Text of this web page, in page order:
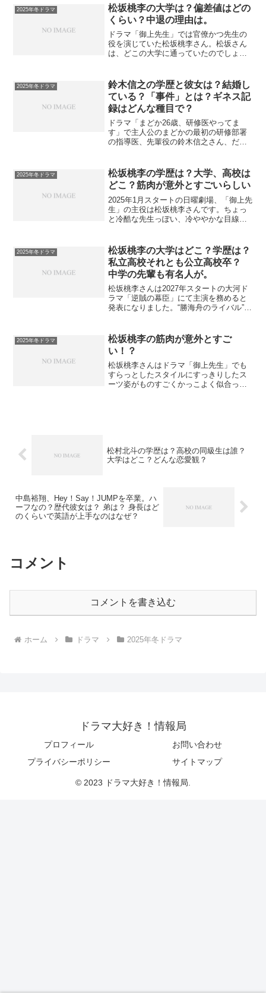
りしました。2人の出会いから結婚までの
流れはもちろん、戸...
2025年冬ドラマ
松坂桃李の大学は？偏差値はどの
くらい？中退の理由は。
ドラマ「御上先生」では官僚かつ先生の
役を演じていた松坂桃李さん。松坂さん
は、どこの大学に通っていたのでしょう
李の通っていた大学松坂桃李さんが通っ
ていた大学は 産業能率大...
2025年冬ドラマ
鈴木信之の学歴と彼女は？結婚し
ている？「事件」とは？ギネス記
録はどんな種目で？
ドラマ「まどか26歳、研修医やってま
す」で主人公のまどかの最初の研修部署
の指導医、先輩役の鈴木信之さん、だん
向音痴(笑)な役にピッタリな鈴木信之さん
はどんな人？鈴木信之さ...
2025年冬ドラマ
松坂桃李の学歴は？大学、高校は
どこ？筋肉が意外とすごいらしい
2025年1月スタートの日曜劇場、「御上先
生」の主役は松坂桃李さんです。ちょっ
と冷酷な先生っぽい、冷ややかな目線が
った松坂桃李さん。今の日本を代表する
俳優の一人として、...
2025年冬ドラマ
松坂桃李の大学はどこ？学歴は？
私立高校それとも公立高校卒？
中学の先輩も有名人が。
松坂桃李さんは2027年スタートの大河ド
ラマ「逆賊の幕臣」にて主演を務めると
発表になりました。“勝海舟のライバル”と
に葬り去られることになるとか。今から
楽しみです！...
2025年冬ドラマ
松坂桃李の筋肉が意外とすご
い！？
松坂桃李さんはドラマ「御上先生」でも
すらっとしたスタイルにすっきりしたス
ーツ姿がものすごくかっこよく似合って
松村北斗の学歴は？高校の同級生は誰？
大学はどこ？どんな恋愛観？
中島裕翔、Hey！Say！JUMPを卒業。ハ
ーフなの？歴代彼女は？ 弟は？ 身長はど
のくらいで英語が上手なのはなぜ？
コメント
コメントを書き込む
ホーム ドラマ 2025年冬ドラマ
ドラマ大好き！情報局
プロフィール
お問い合わせ
プライバシーポリシー
サイトマップ
© 2023 ドラマ大好き！情報局.